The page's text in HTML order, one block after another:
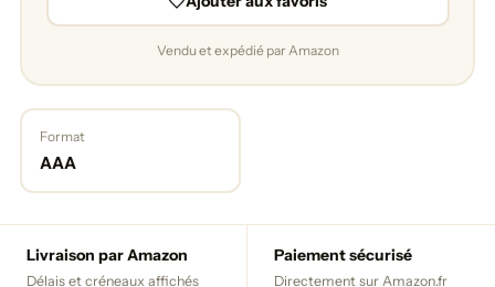
Vendu et expédié par Amazon
Format
AAA
Livraison par Amazon
Délais et créneaux affichés
Paiement sécurisé
Directement sur Amazon.fr